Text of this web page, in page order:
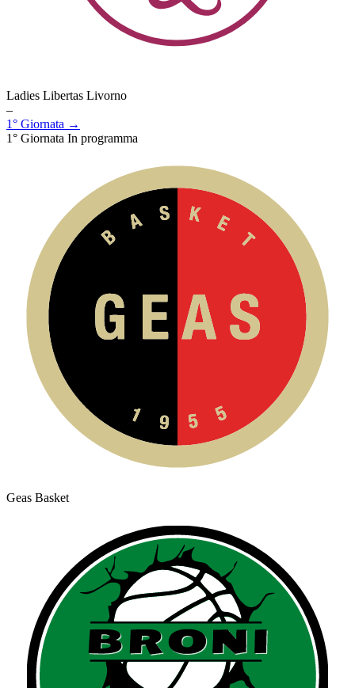
Ladies Libertas Livorno
–
1° Giornata →
1° Giornata In programma
Geas Basket